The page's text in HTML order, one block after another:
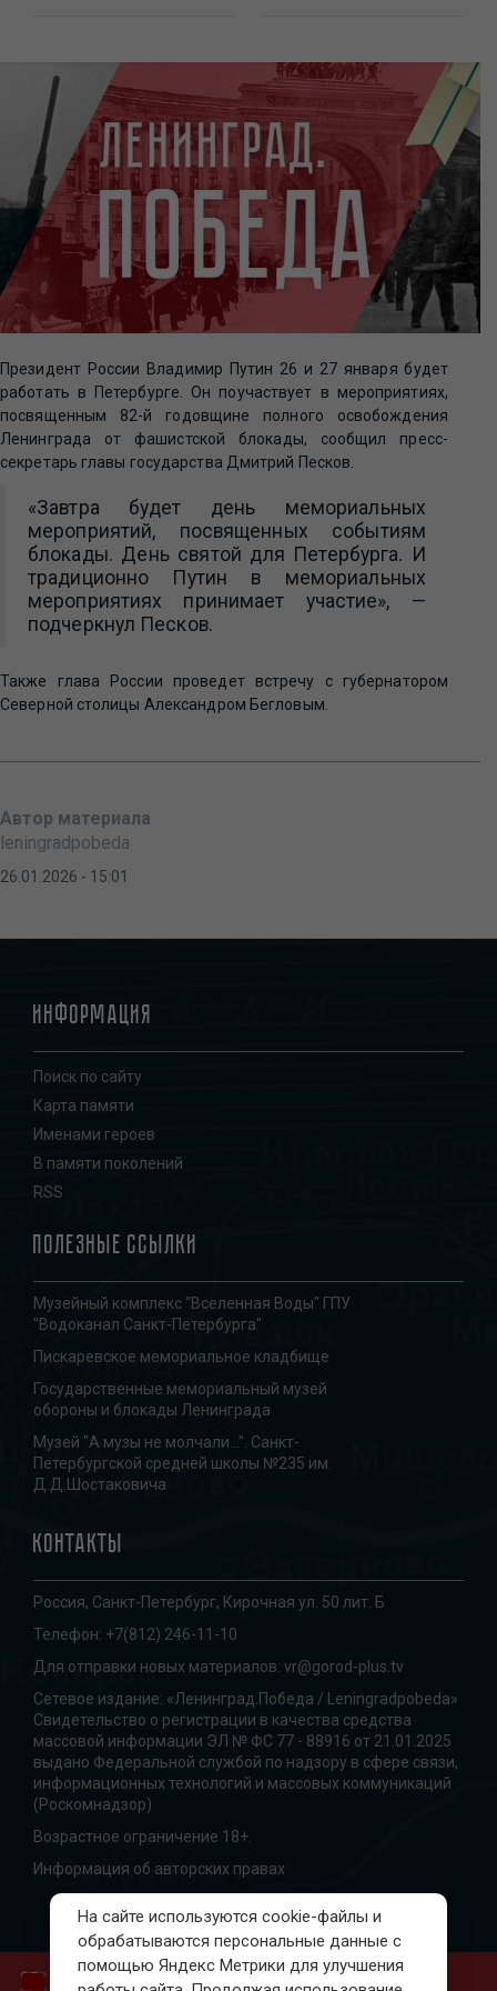
Президент России Владимир Путин 26 и 27 января будет
работать в Петербурге. Он поучаствует в мероприятиях,
посвященным 82-й годовщине полного освобождения
Ленинграда от фашистской блокады, сообщил пресс-
секретарь главы государства Дмитрий Песков.
«Завтра будет день мемориальных
мероприятий, посвященных событиям
блокады. День святой для Петербурга. И
традиционно Путин в мемориальных
мероприятиях принимает участие», —
подчеркнул Песков.
Также глава России проведет встречу с губернатором
Северной столицы Александром Бегловым.
Автор материала
leningradpobeda
26.01.2026 - 15:01
Информация
Поиск по сайту
Карта памяти
Именами героев
В памяти поколений
RSS
Полезные ссылки
Музейный комплекс "Вселенная Воды" ГПУ
"Водоканал Санкт-Петербурга"
Пискаревское мемориальное кладбище
Государственные мемориальный музей
обороны и блокады Ленинграда
Музей "А музы не молчали...". Санкт-
Петербургской средней школы №235 им.
Д.Д.Шостаковича
Контакты
Россия, Санкт-Петербург, Кирочная ул. 50 лит. Б
Телефон: +7(812) 246-11-10
Для отправки новых материалов: vr@gorod-plus.tv
Сетевое издание: «Ленинград.Победа / Leningradpobeda»
Свидетельство о регистрации в качества средства
массовой информации ЭЛ № ФС 77 - 88916 от 21.01.2025
выдано Федеральной службой по надзору в сфере связи,
информационных технологий и массовых коммуникаций
(Роскомнадзор)
Возрастное ограничение 18+.
Информация об авторских правах
На сайте используются cookie-файлы и
обрабатываются персональные данные с
помощью Яндекс Метрики для улучшения